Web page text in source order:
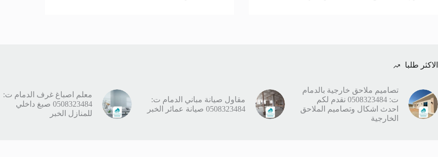
الاكثر طلبا
تصاميم ملاحق خارجية بالدمام
ت: 0508323484 نقدم لكم
احدث اشكال وتصاميم الملاحق
الخارجية
مقاول صيانة مباني الدمام ت:
0508323484 صيانة عمائر الخبر
معلم اصباغ غرف الدمام ت:
0508323484 صبغ داخلي
للمنازل الخبر